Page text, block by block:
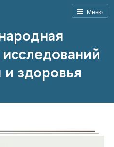
Меню
и здоровья